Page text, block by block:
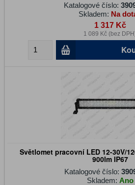
Katalogové číslo:
Skladem: Na
1 317 Kč
1 089 Kč (bez
Světlomet pracovní LED 12-30V/
900lm IP67
Katalogové číslo:
Skladem: Ano